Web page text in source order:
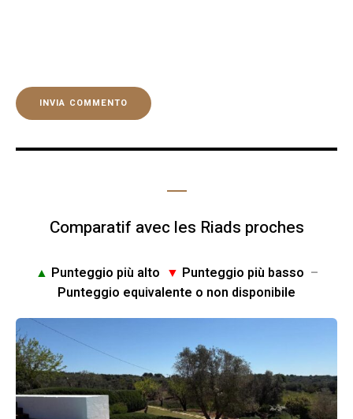
Comparatif avec les Riads proches
▲ Punteggio più alto ▼ Punteggio più basso –
Punteggio equivalente o non disponibile